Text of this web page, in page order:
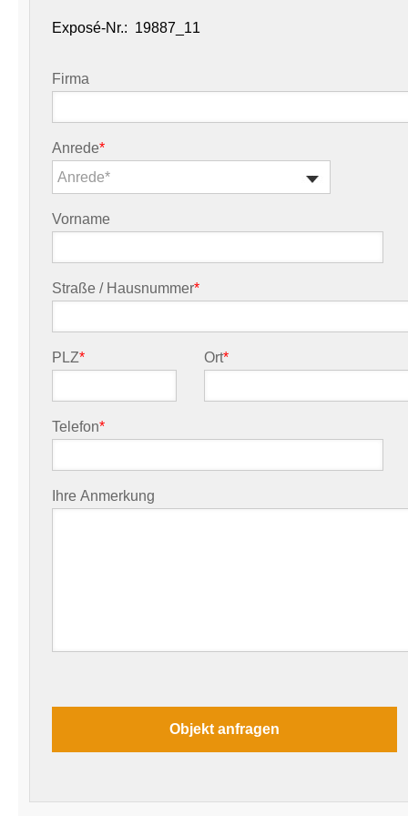
Exposé-Nr.:
Firma
Anrede*
Anrede*
Vorname
Straße / Hausnummer*
PLZ* Ort*
Telefon*
Ihre Anmerkung